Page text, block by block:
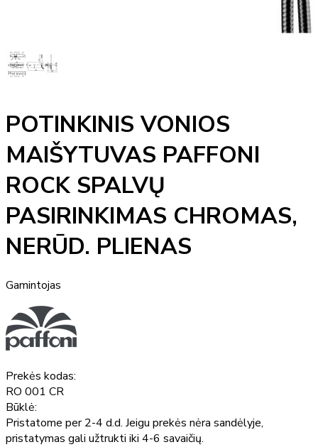
POTINKINIS VONIOS
MAIŠYTUVAS PAFFONI
ROCK SPALVŲ
PASIRINKIMAS CHROMAS,
NERŪD. PLIENAS
Gamintojas
Prekės kodas:
RO 001 CR
Būklė:
Pristatome per 2-4 d.d. Jeigu prekės nėra sandėlyje,
pristatymas gali užtrukti iki 4-6 savaičių.